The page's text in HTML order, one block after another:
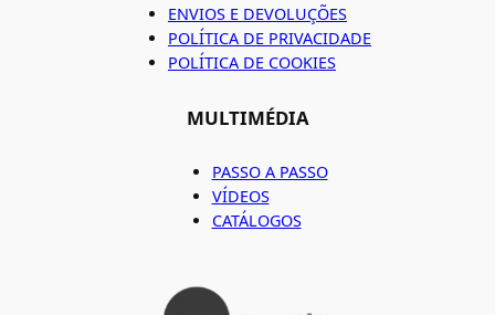
ENVIOS E DEVOLUÇÕES
POLÍTICA DE PRIVACIDADE
POLÍTICA DE COOKIES
MULTIMÉDIA
PASSO A PASSO
VÍDEOS
CATÁLOGOS